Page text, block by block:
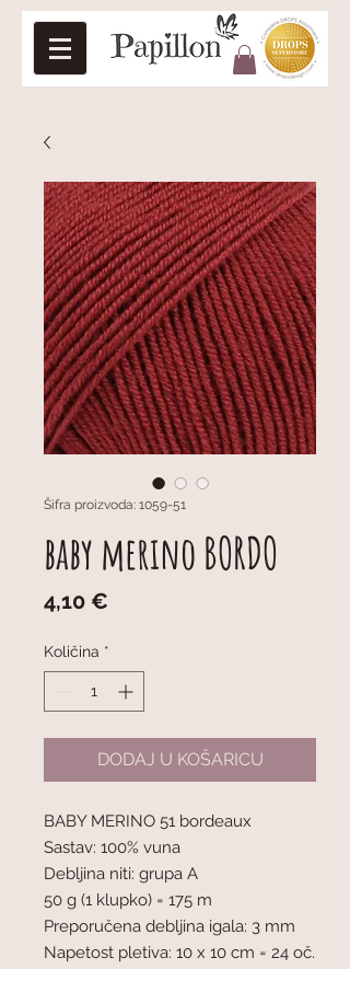
Šifra proizvoda: 1059-51
baby merino BORDO
4,10 €
Količina *
DODAJ U KOŠARICU
BABY MERINO 51 bordeaux
Sastav: 100% vuna
Debljina niti: grupa A
50 g (1 klupko) = 175 m
Preporučena debljina igala: 3 mm
Napetost pletiva: 10 x 10 cm = 24 oč.